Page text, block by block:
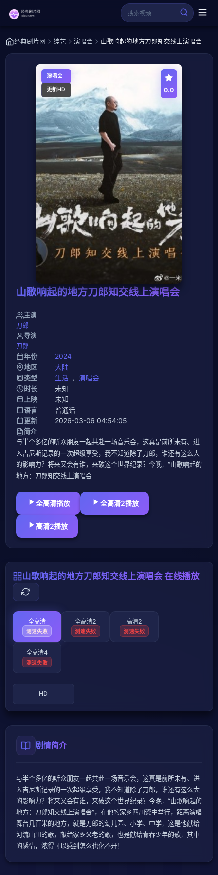
经典剧片网 综艺 演唱会 山歌响起的地方刀郎知交线上演唱会
演唱会
更新HD 0.0
山歌响起的地方刀郎知交线上演唱会
主演
刀郎
导演
刀郎
年份
2024
地区
大陆
类型
生活 、 演唱会
时长
未知
上映
未知
语言
普通话
更新
2026-03-06 04:54:05
简介
与半个多亿的听众朋友一起共赴一场音乐会，这真是前所未有、进
入吉尼斯记录的一次超级享受，我不知道除了刀郎，谁还有这么大
的影响力？将来又会有谁，来破这个世界纪录？今晚，“山歌响起的
地方：刀郎知交线上演唱会
全高清播放 全高清2播放
高清2播放
山歌响起的地方刀郎知交线上演唱会 在线播放
全高清
测速失败
全高清2
测速失败
高清2
测速失败
全高清4
测速失败
HD
剧情简介
与半个多亿的听众朋友一起共赴一场音乐会，这真是前所未有、进
入吉尼斯记录的一次超级享受，我不知道除了刀郎，谁还有这么大
的影响力？将来又会有谁，来破这个世界纪录？今晚，“山歌响起的
地方：刀郎知交线上演唱会”，在他的家乡四川资中举行，距离演唱
舞台几百米的地方，就是刀郎的幼儿园、小学、中学，这是他献给
河流山川的歌，献给家乡父老的歌，也是献给青春少年的歌，其中
的感情，浓得可以感到怎么也化不开！